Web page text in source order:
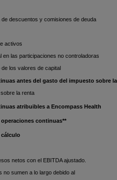
descuentos y comisiones de deuda
activos
en las participaciones no controladoras
los valores de capital
antes del gasto del impuesto sobre
la renta
atribuibles a Encompass Health
continuas**
cálculo
netos con el EBITDA ajustado.
no sumen a lo largo debido al